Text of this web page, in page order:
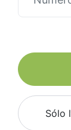
Sólo